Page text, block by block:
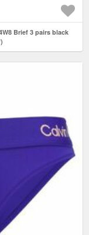
Brief 3 pairs black